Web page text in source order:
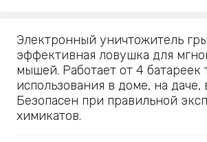
Электронный уничтожитель
эффективная ловушка для
мышей. Работает от 4 батареек
использования в доме, на даче,
Безопасен при правильной
химикатов.